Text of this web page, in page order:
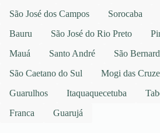
São José dos Campos
Sorocaba
Bauru
São José do Rio Preto
Mauá
Santo André
São
São Caetano do Sul
Mogi das
Guarulhos
Itaquaquecetuba
Franca
Guarujá